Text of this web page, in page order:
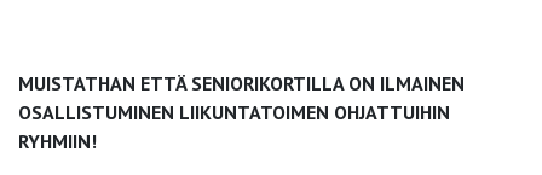
MUISTATHAN ETTÄ SENIORIKORTILLA ON ILMAINEN
OSALLISTUMINEN LIIKUNTATOIMEN OHJATTUIHIN
RYHMIIN!